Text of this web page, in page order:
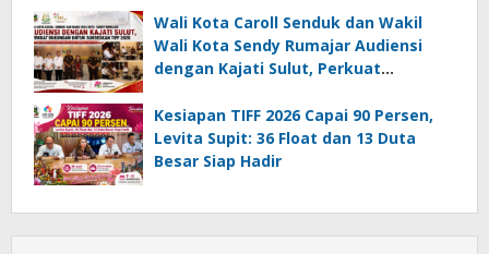
Wali Kota Caroll Senduk dan Wakil
Wali Kota Sendy Rumajar Audiensi
dengan Kajati Sulut, Perkuat
Kesiapan TIFF 2026 Capai 90 Persen,
Levita Supit: 36 Float dan 13 Duta
Besar Siap Hadir